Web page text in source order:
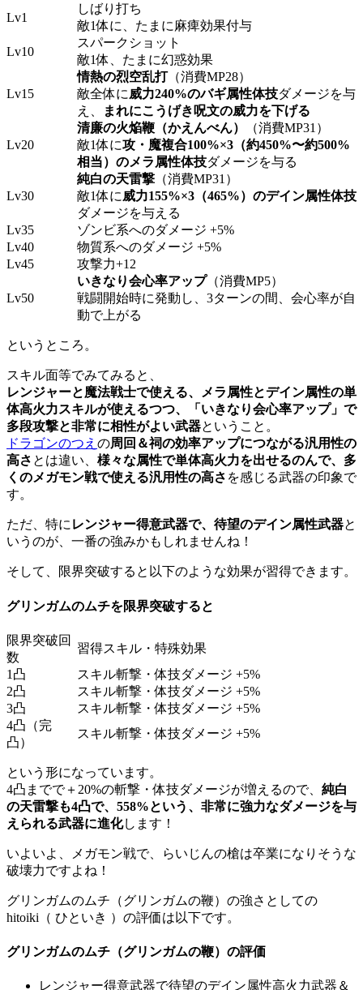
Lv1
しばり打ち
敵1体に、たまに麻痺効果付与
Lv10
スパークショット
敵1体、たまに幻惑効果
Lv15
情熱の烈空乱打（消費MP28）
敵全体に威力240%のバギ属性体技ダメージを与
え、
まれにこうげき呪文の威力を下げる
Lv20
清廉の火焔鞭（かえんべん）
（消費MP31）
敵1体に攻・魔複合100%×3（約450%〜約500%
相当）のメラ属性体技ダメージを与る
Lv30
純白の天雷撃 （消費MP31）
敵1体に威力155%×3（465%）のデイン属性体技
ダメージを与える
Lv35
ゾンビ系へのダメージ +5%
Lv40
物質系へのダメージ +5%
Lv45
攻撃力+12
Lv50
いきなり会心率アップ（消費MP5）
戦闘開始時に発動し、3ターンの間、会心率が自
動で上がる
というところ。
スキル面等でみてみると、
レンジャーと魔法戦士で使える、メラ属性とデイン属性の単
体高火力スキルが使えるつつ、「いきなり会心率アップ」で
多段攻撃と非常に相性がよい武器ということ。
ドラゴンのつえ の周回＆祠の効率アップにつながる汎用性の
高さ とは違い、 様々な属性で単体高火力を出せるのんで、多
くのメガモン戦で使える汎用性の高さ を感じる武器の印象で
す。
ただ、特に レンジャー得意武器で、待望のデイン属性武器と
いうのが、一番の強みかもしれませんね！
そして、限界突破すると以下のような効果が習得できます。
グリンガムのムチを限界突破すると
限界突破回
数
習得スキル・特殊効果
1凸
スキル斬撃・体技ダメージ +5%
2凸
スキル斬撃・体技ダメージ +5%
3凸
スキル斬撃・体技ダメージ +5%
4凸（完
凸）
スキル斬撃・体技ダメージ +5%
という形になっています。
4凸までで＋20%の斬撃・体技ダメージが増えるので、 純白
の天雷撃も4凸で、558%という、非常に強力なダメージを与
えられる武器に進化します！
いよいよ、メガモン戦で、らいじんの槍は卒業になりそうな
破壊力ですよね！
グリンガムのムチ（グリンガムの鞭）の強さとしての
hitoiki（ ひといき ）の評価は以下です。
グリンガムのムチ（グリンガムの鞭）の評価
レンジャー得意武器で待望のデイン属性高火力武器＆